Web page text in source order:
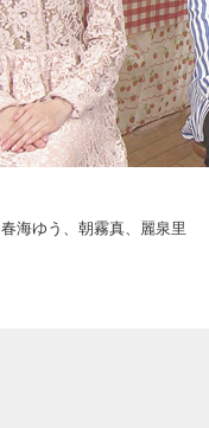
春海ゆう、朝霧真、麗泉里